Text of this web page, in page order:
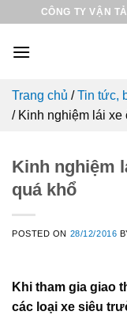
content
CÔNG TY VẬN
Trang chủ /Tin tức,
/ Kinh nghiệm lái xe
Kinh nghiệm
quá khổ
POSTED ON 28/12/2016
Khi tham gia giao
các loại xe siêu